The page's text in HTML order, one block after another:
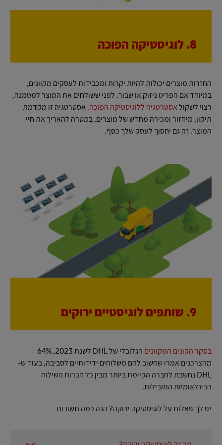
8. לוגיסטיקה הפוכה
החזרות מוצרים יכולות להיות יקרות ומכבידות לעסקים מקוונים,
במיוחד אם הפריט ניזוק או שבור. לפני ששולחים את המוצר למטמנה,
רצוי לשקול אסטרטגיה ללוגיסטיקה הפוכה. אסטרטגיה זו מקדמת
תיקון, מיחזור ומכירה מחדש של מוצרים, במטרה להאריך את חיי
המוצר. זה גם יחסוך לעסק שלך כסף.
9. שותפים לוגיסטיים ירוקים
בסקר הקונים המקוונים
הגלובלי של DHL לשנת 2023, 64%
מהצרכנים אמרו שחשוב להם משלוחים ידידותיים לסביבה, בעוד ש-
DHL נחשבת לחברה הקיימת ביותר מבין כל חברות השילוח
הבינלאומיות המובילות.
יש לך שאלות על לוגיסטיקה ירוקה? הנה כמה תשובות